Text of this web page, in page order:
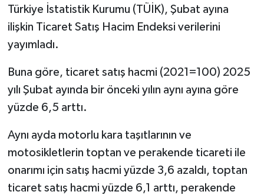
Türkiye İstatistik Kurumu (TÜİK), Şubat ayına
ilişkin Ticaret Satış Hacim Endeksi verilerini
yayımladı.
Buna göre, ticaret satış hacmi (2021=100) 2025
yılı Şubat ayında bir önceki yılın aynı ayına göre
yüzde 6,5 arttı.
Aynı ayda motorlu kara taşıtlarının ve
motosikletlerin toptan ve perakende ticareti ile
onarımı için satış hacmi yüzde 3,6 azaldı, toptan
ticaret satış hacmi yüzde 6,1 arttı, perakende